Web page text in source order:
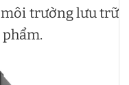
môi trường lưu trữ